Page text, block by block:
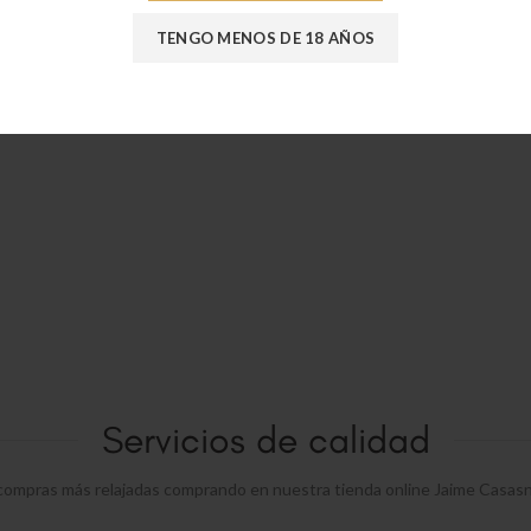
TENGO MENOS DE 18 AÑOS
Cuberteria de 30pzs
Servicios de calidad
más relajadas comprando en nuestra tienda online Jaime